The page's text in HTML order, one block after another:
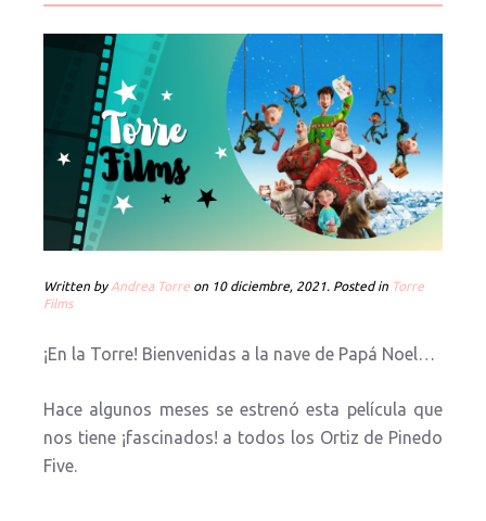
Written by Andrea Torre on 10 diciembre, 2021. Posted in Torre
Films
¡En la Torre! Bienvenidas a la nave de Papá Noel…
Hace algunos meses se estrenó esta película que
nos tiene ¡fascinados! a todos los Ortiz de Pinedo
Five.